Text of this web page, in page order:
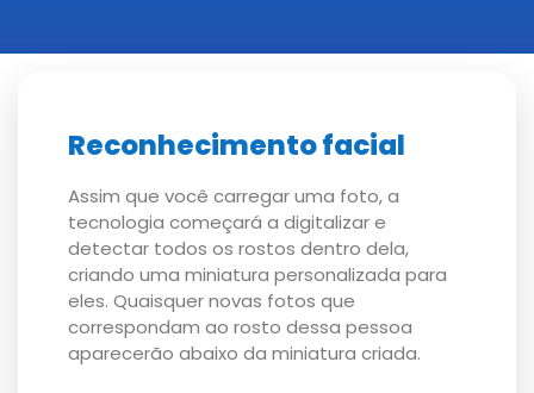
Reconhecimento facial
Assim que você carregar uma foto, a
tecnologia começará a digitalizar e
detectar todos os rostos dentro dela,
criando uma miniatura personalizada para
eles. Quaisquer novas fotos que
correspondam ao rosto dessa pessoa
aparecerão abaixo da miniatura criada.